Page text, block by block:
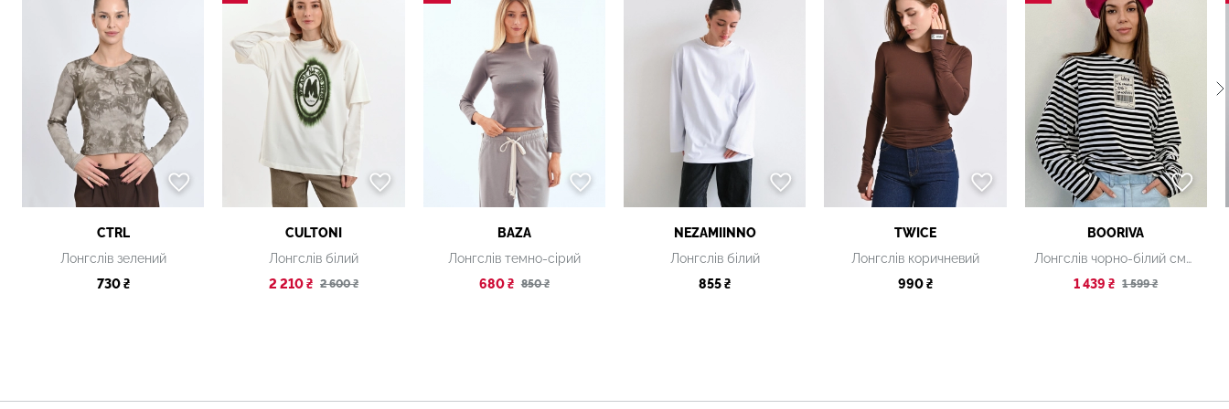
CTRL
Лонгслів зелений
730 ₴
CULTONI
Лонгслів білий
2 210 ₴ 2 600 ₴
BAZA
Лонгслів темно-сірий
680 ₴ 850 ₴
NEZAMIINNO
Лонгслів білий
855 ₴
TWICE
Лонгслів коричневий
990 ₴
BOORIVA
Лонгслів чорно-білий смугастий
1 439 ₴ 1 599 ₴